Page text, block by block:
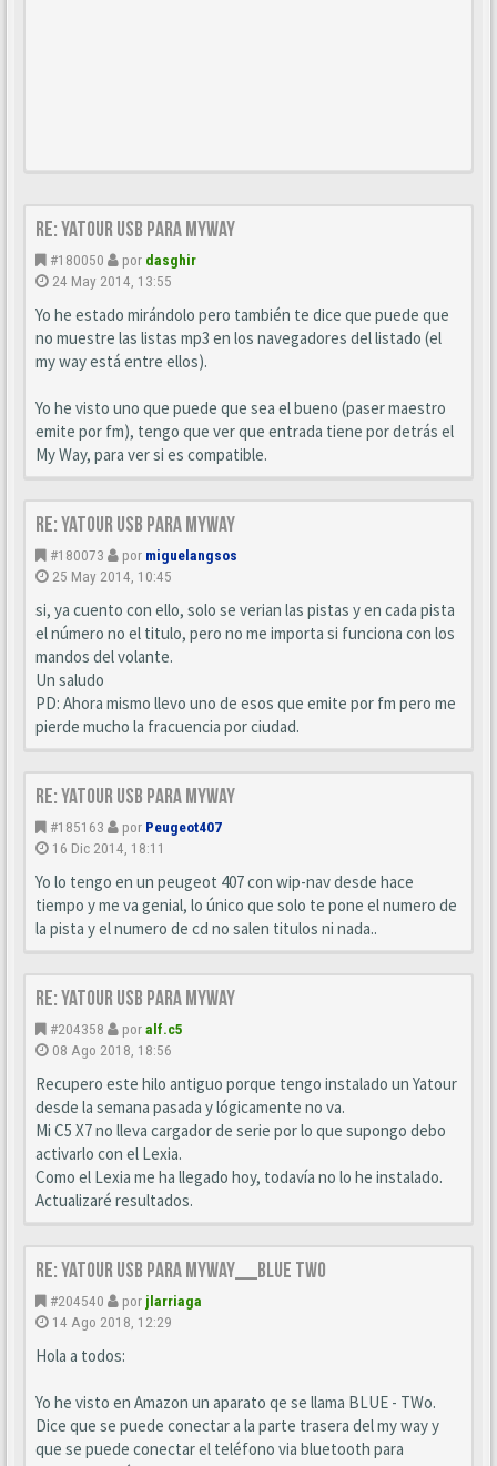
Re: YATOUR usb para MyWay
#180050 por dasghir
24 May 2014, 13:55
Yo he estado mirándolo pero también te dice que puede que
no muestre las listas mp3 en los navegadores del listado (el
my way está entre ellos).
Yo he visto uno que puede que sea el bueno (paser maestro
emite por fm), tengo que ver que entrada tiene por detrás el
My Way, para ver si es compatible.
Re: YATOUR usb para MyWay
#180073 por miguelangsos
25 May 2014, 10:45
si, ya cuento con ello, solo se verian las pistas y en cada pista
el número no el titulo, pero no me importa si funciona con los
mandos del volante.
Un saludo
PD: Ahora mismo llevo uno de esos que emite por fm pero me
pierde mucho la fracuencia por ciudad.
Re: YATOUR usb para MyWay
#185163 por Peugeot407
16 Dic 2014, 18:11
Yo lo tengo en un peugeot 407 con wip-nav desde hace
tiempo y me va genial, lo único que solo te pone el numero de
la pista y el numero de cd no salen titulos ni nada..
Re: YATOUR usb para MyWay
#204358 poralf.c5
08 Ago 2018, 18:56
Recupero este hilo antiguo porque tengo instalado un Yatour
desde la semana pasada y lógicamente no va.
Mi C5 X7 no lleva cargador de serie por lo que supongo debo
activarlo con el Lexia.
Como el Lexia me ha llegado hoy, todavía no lo he instalado.
Actualizaré resultados.
Re: YATOUR usb para MyWay__Blue Two
#204540 por jlarriaga
14 Ago 2018, 12:29
Hola a todos:
Yo he visto en Amazon un aparato qe se llama BLUE - TWo.
Dice que se puede conectar a la parte trasera del my way y
que se puede conectar el teléfono via bluetooth para